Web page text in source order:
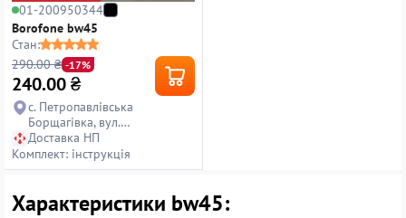
01-200950344
Borofone bw45
Стан:
290.00 ₴ -17%
240.00₴
с. Петропавлівська
Борщагівка, вул.
Петропавлівська, 14
Доставка НП
Комплект: інструкція
Характеристики bw45: